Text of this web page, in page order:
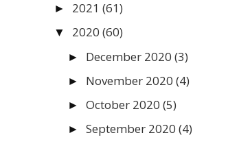
► 2021 (61)
▼ 2020 (60)
► December 2020 (3)
► November 2020 (4)
►October 2020 (5)
►September 2020 (4)